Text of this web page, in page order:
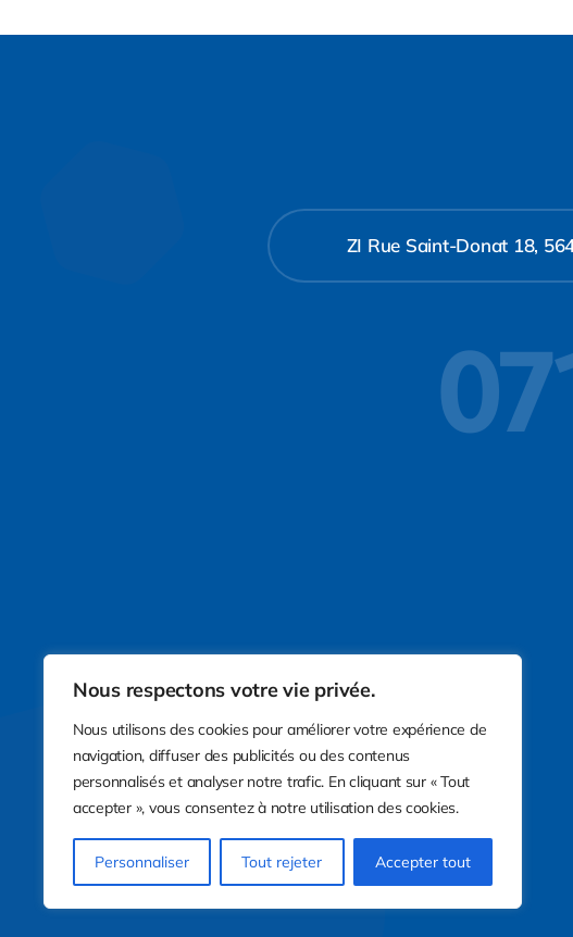
Nous respectons votre vie privée.
Nous utilisons des cookies pour améliorer votre expérience de
navigation, diffuser des publicités ou des contenus
personnalisés et analyser notre trafic. En cliquant sur « Tout
accepter », vous consentez à notre utilisation des cookies.
Personnaliser Tout rejeter Accepter tout
ZI Rue Saint-Donat 18,